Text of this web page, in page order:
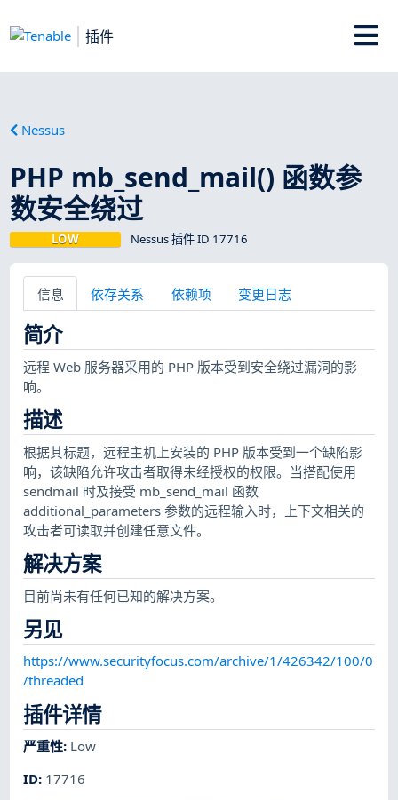
插件
Nessus
PHP mb_send_mail() 函数参
数安全绕过
LOW Nessus 插件 ID 17716
信息 依存关系 依赖项 变更日志
简介
远程 Web 服务器采用的 PHP 版本受到安全绕过漏洞的影
响。
描述
根据其标题，远程主机上安装的 PHP 版本受到一个缺陷影
响，该缺陷允许攻击者取得未经授权的权限。当搭配使用
sendmail 时及接受 mb_send_mail 函数
additional_parameters 参数的远程输入时，上下文相关的
攻击者可读取并创建任意文件。
解决方案
目前尚未有任何已知的解决方案。
另见
https://www.securityfocus.com/archive/1/426342/100/0
/threaded
插件详情
严重性: Low
ID: 17716